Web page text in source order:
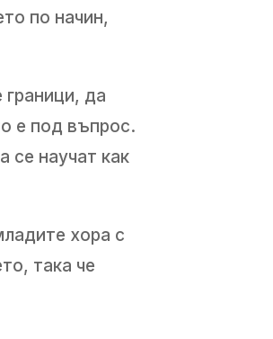
по начин,
да
е под въпрос.
се научат как
хора с
така че